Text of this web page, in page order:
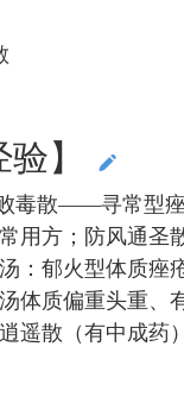
】
毒散——寻常型
用方；防风通圣
：郁火型体质
体质偏重头重、
遥散（有中成